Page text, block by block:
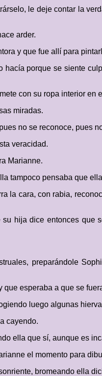
le deje contar la
arder.
y que fue allí para
porque se siente
con su ropa interior en
miradas.
no se reconoce, pues
veracidad.
Marianne.
tampoco pensaba que
la cara, con rabia,
hija dice entonces
preparándole
esperaba a que se
luego algunas
cayendo.
ella que sí, aunque es
el momento para
bromeando ella